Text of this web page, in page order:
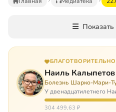
Показать
Наиль Калыпетов
Болезнь Шарко-Мари-
У двенадцатилетнего
проблемы. Он болен
перед ним множество
304 499,63 ₽